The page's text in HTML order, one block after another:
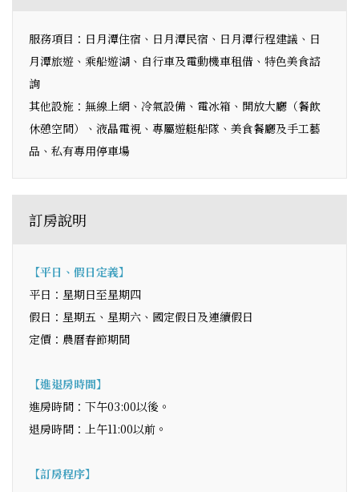
服務項目：日月潭住宿、日月潭民宿、日月潭行程建議、日
月潭旅遊、乘船遊湖、自行車及電動機車租借、特色美食諮
詢
其他設施：無線上網、冷氣設備、電冰箱、開放大廳（餐飲
休憩空間）、液晶電視、專屬遊艇船隊、美食餐廳及手工藝
品、私有專用停車場
訂房說明
【平日、假日定義】
平日：星期日至星期四
假日：星期五、星期六、國定假日及連續假日
定價：農曆春節期間
【進退房時間】
進房時間：下午03:00以後。
退房時間：上午11:00以前。
【訂房程序】